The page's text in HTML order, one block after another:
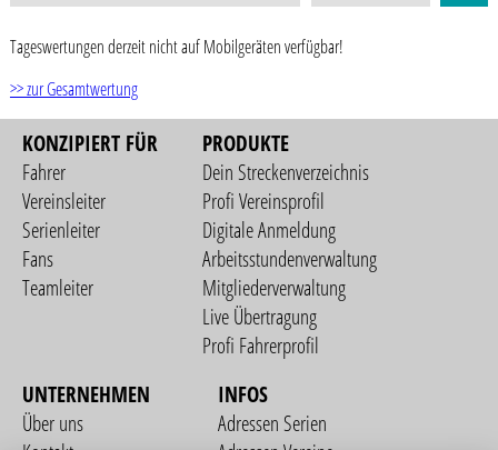
Tageswertungen derzeit nicht auf Mobilgeräten verfügbar!
>> zur Gesamtwertung
KONZIPIERT FÜR
Fahrer
Vereinsleiter
Serienleiter
Fans
Teamleiter
PRODUKTE
Dein Streckenverzeichnis
Profi Vereinsprofil
Digitale Anmeldung
Arbeitsstundenverwaltung
Mitgliederverwaltung
Live Übertragung
Profi Fahrerprofil
UNTERNEHMEN
Über uns
INFOS
Adressen Serien